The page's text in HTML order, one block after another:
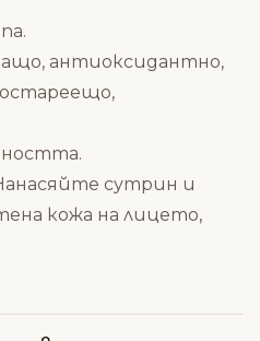
антиоксидантно,
сутрин и
кожа на лицето,